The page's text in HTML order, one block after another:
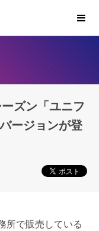
MENU
ズン「ユニフ
ージョンが登
所で販売している